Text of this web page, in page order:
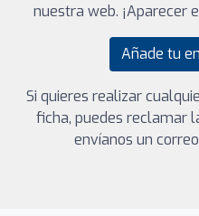
nuestra web. ¡Aparecer
Añade tu
Si quieres realizar
ficha, puedes reclamar
envíanos un